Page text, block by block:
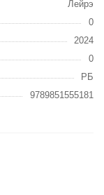
Лейрэ
0
2024
0
РБ
9789851555181